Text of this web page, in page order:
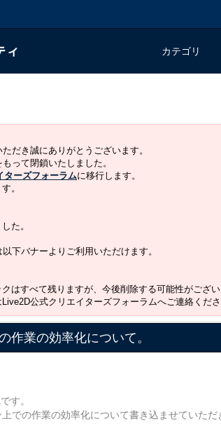
カテゴリ
だき誠にありがとうございます。
って閉鎖いたしました。
ターズフォーラムに移行します。
。
た。
下バナーよりご利用いただけます。
はすべて残りますが、今後削除する可能性がござい
公式クリエイターズフォーラムへご連絡くださ
作業の効率化について。
す。
での作業の効率化について書き込ませていただ